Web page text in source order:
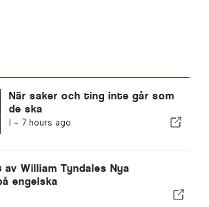
När saker och ting inte går som
de ska
I - 7 hours ago
William Tyndales Nya
engelska